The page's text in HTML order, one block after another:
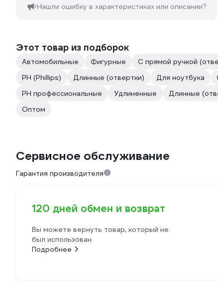
Нашли ошибку в характеристиках или описании?
Этот товар из подборок
Автомобильные Фигурные С прямой ручкой
PH (Phillips)
Длинные (отвертки) Для ноутбука
PH профессиональные
Удлиненные Длинные
Оптом
Сервисное обслуживание
Гарантия производителя
120 дней обмен и возврат
Вы можете вернуть товар, который не
был использован
Подробнее